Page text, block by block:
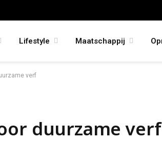
Lifestyle Maatschappij
verf
duurzame verf